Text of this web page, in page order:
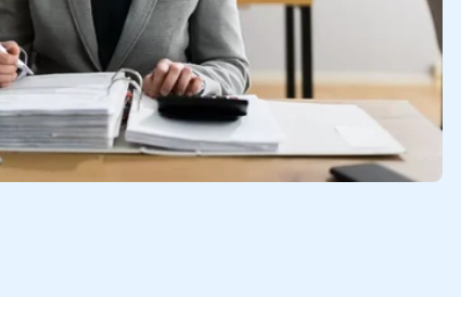
recomendados